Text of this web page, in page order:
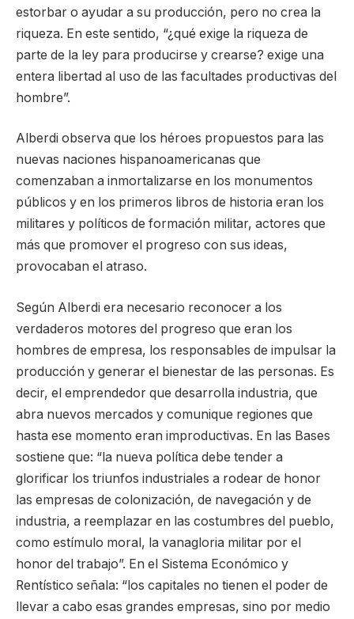
estorbar o ayudar a su producción, pero no crea la
riqueza. En este sentido, “¿qué exige la riqueza de
parte de la ley para producirse y crearse? exige una
entera libertad al uso de las facultades productivas del
hombre”.
Alberdi observa que los héroes propuestos para las
nuevas naciones hispanoamericanas que
comenzaban a inmortalizarse en los monumentos
públicos y en los primeros libros de historia eran los
militares y políticos de formación militar, actores que
más que promover el progreso con sus ideas,
provocaban el atraso.
Según Alberdi era necesario reconocer a los
verdaderos motores del progreso que eran los
hombres de empresa, los responsables de impulsar la
producción y generar el bienestar de las personas. Es
decir, el emprendedor que desarrolla industria, que
abra nuevos mercados y comunique regiones que
hasta ese momento eran improductivas. En las Bases
sostiene que: “la nueva política debe tender a
glorificar los triunfos industriales a rodear de honor
las empresas de colonización, de navegación y de
industria, a reemplazar en las costumbres del pueblo,
como estímulo moral, la vanagloria militar por el
honor del trabajo”. En el Sistema Económico y
Rentístico señala: “los capitales no tienen el poder de
llevar a cabo esas grandes empresas, sino por medio